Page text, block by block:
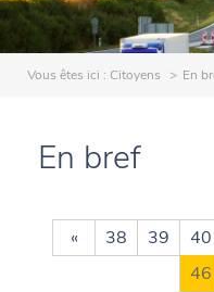
Vous êtes ici : Citoyens En
En bref
« 38 39 40
46